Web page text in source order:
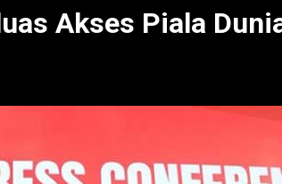
Akses Piala